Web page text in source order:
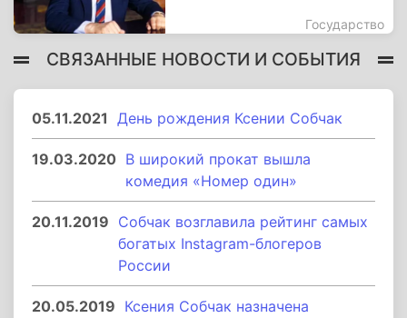
Государство
СВЯЗАННЫЕ НОВОСТИ И СОБЫТИЯ
05.11.2021 День рождения Ксении Собчак
19.03.2020 В широкий прокат вышла
комедия «Номер один»
20.11.2019 Собчак возглавила рейтинг самых
богатых Instagram-блогеров
России
20.05.2019 Ксения Собчак назначена